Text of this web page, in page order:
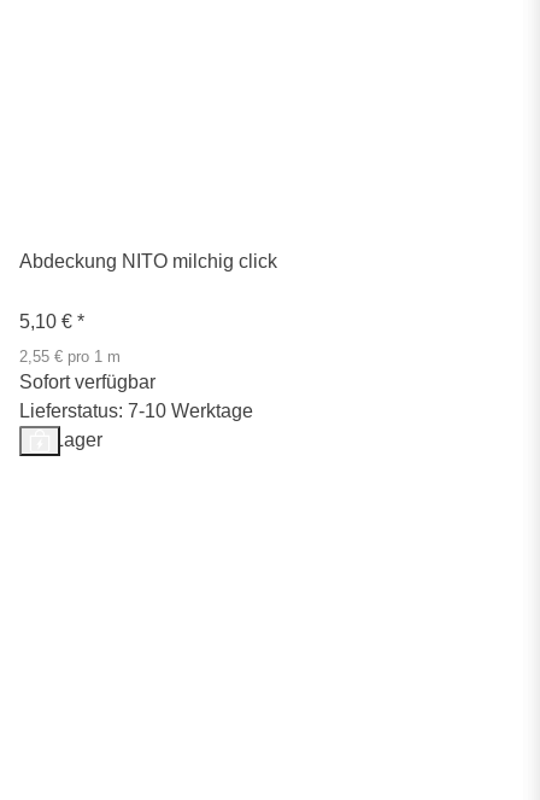
Abdeckung NITO milchig click
5,10 € *
2,55 € pro 1 m
Sofort verfügbar
Lieferstatus: 7-10 Werktage
Auf Lager